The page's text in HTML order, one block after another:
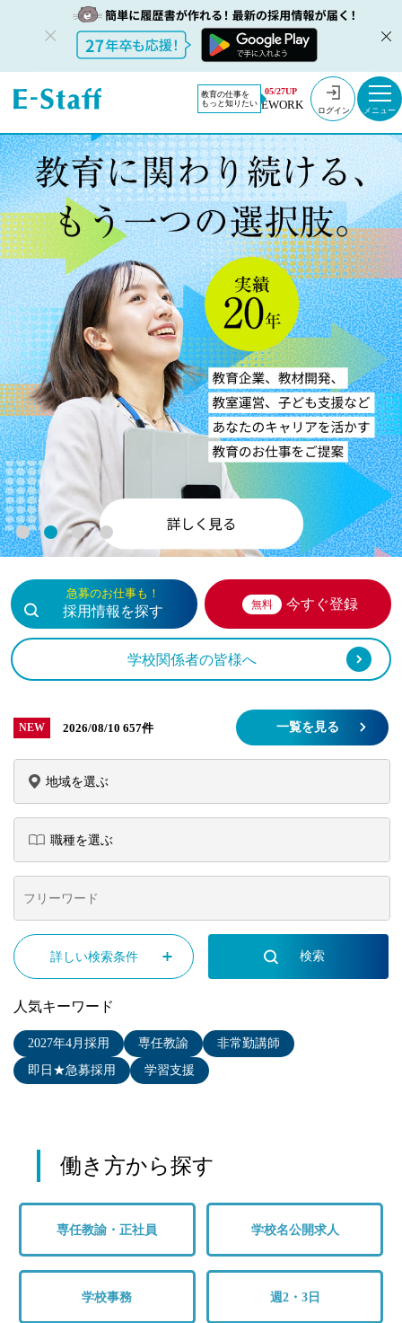
教育の仕事を
もっと知りたい
05/27UP
EWORK ログイン
1 2 3
急募のお仕事も！
採用情報を探す 無料 今すぐ登録
学校関係者の皆様へ
人気キーワード
2027年4月採用 専任教諭
非常勤講師
即日★急募採用
学習支援
NEW 2026/08/10 657件 一覧を見る
詳しい検索条件
働き方から探す
専任教諭・正社員 学校名公開求人
学校事務 週2・3日